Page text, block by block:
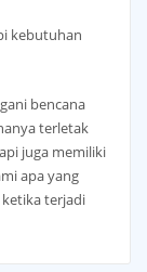
kebutuhan
bencana
terletak
juga memiliki
apa yang
terjadi